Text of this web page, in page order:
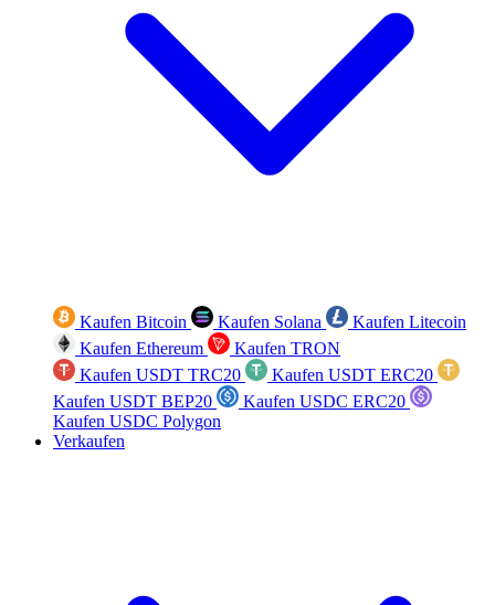
Kaufen Bitcoin Kaufen Solana
Kaufen Litecoin
Kaufen Ethereum
Kaufen TRON
Kaufen USDT TRC20
Kaufen USDT ERC20
Kaufen USDT BEP20
Kaufen USDC ERC20
Kaufen USDC Polygon
Verkaufen